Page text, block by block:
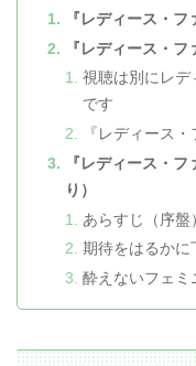
『レディース・
『レディース・
視聴は別にレデ
です
『レディース
『レディース・
り）
あらすじ（序盤
期待をはるかに
酔えないフェミ